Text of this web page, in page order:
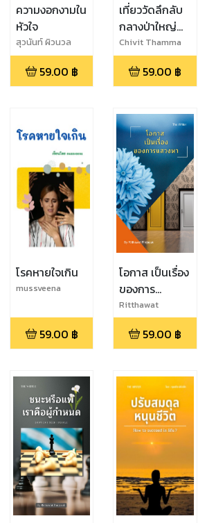
ความงอกงามใน
หัวใจ
สุวนันท์ ผิวนวล
59.00 ฿
เที่ยววัดลึกลับ
กลางป่าใหญ่
“วัดหลวงขุน
วิน”
Chivit Thamma
Da
59.00 ฿
โรคหายใจเกิน
mussveena
59.00 ฿
โอกาส เป็นเรื่อง
ของการ
แสวงหา
Ritthawat
pinijneuk
59.00 ฿